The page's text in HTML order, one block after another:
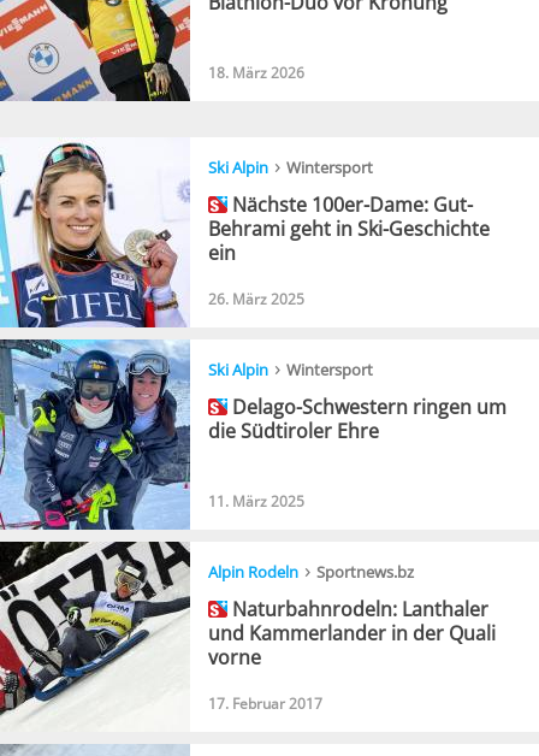
18. März 2026
Ski Alpin › Wintersport
Nächste 100er-Dame: Gut-
Behrami geht in Ski-Geschichte
ein
26. März 2025
Ski Alpin › Wintersport
Delago-Schwestern ringen um
die Südtiroler Ehre
11. März 2025
Alpin Rodeln › Sportnews.bz
Naturbahnrodeln: Lanthaler
und Kammerlander in der Quali
vorne
17. Februar 2017